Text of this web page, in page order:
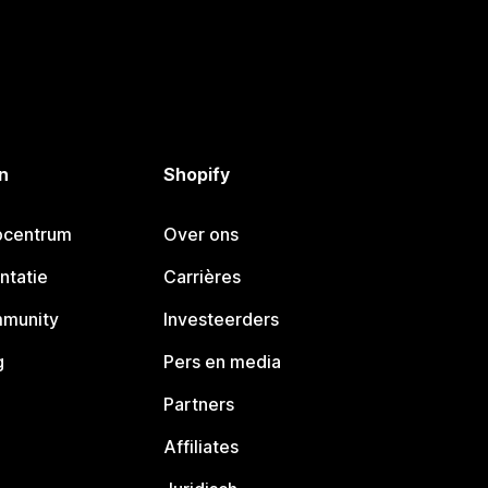
Shopify
Over ons
Carrières
Investeerders
Pers en media
Partners
Affiliates